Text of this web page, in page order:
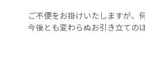
ご不便をお掛けいたしますが、
今後とも変わらぬお引き立ての